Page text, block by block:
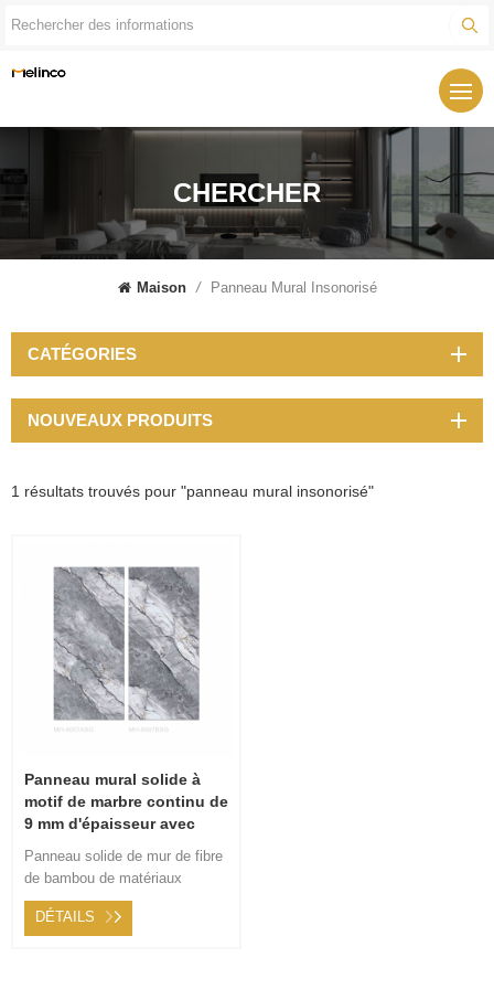
CHERCHER
Maison / Panneau Mural Insonorisé
1 résultats trouvés pour "panneau mural insonorisé"
Panneau mural solide à
motif de marbre continu de
9 mm d'épaisseur avec
série faux Stone
Panneau solide de mur de fibre
de bambou de matériaux
respectueux de
l'environnement, résistance au
DÉTAILS
CATÉGORIES
NOUVEAUX PRODUITS